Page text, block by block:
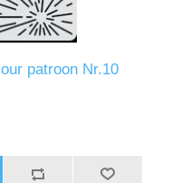
patroon Nr.10